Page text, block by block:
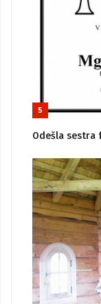
5
Odešla sestra